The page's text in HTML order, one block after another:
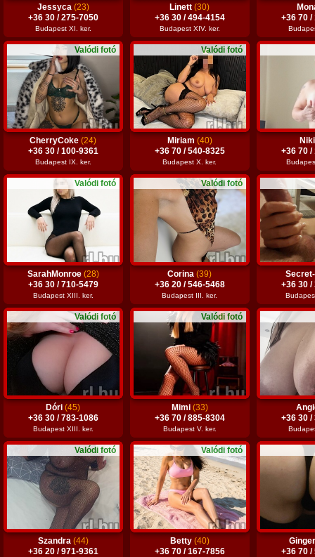
Jessyca (23)
+36 30 / 275-7050
Budapest XI. ker.
Linett(30)
+36 30 / 494-4154
Budapest XIV. ker.
+36 70 /
Valódi fotó
CherryCoke(24)
+36 30 / 100-9361
Budapest IX. ker.
Valódi fotó
Miriam (40)
+36 70 / 540-8325
Budapest X. ker.
+36 70 /
Valódi fotó
SarahMonroe (28)
+36 30 / 710-5479
Budapest XIII. ker.
Valódi fotó
Corina(39)
+36 20 / 546-5468
Budapest III. ker.
+36 30 /
Valódi fotó
Dóri(45)
+36 30 / 783-1086
Budapest XIII. ker.
Valódi fotó
Mimi (33)
+36 70 / 885-8304
Budapest V. ker.
+36 30 /
Valódi fotó
Szandra (44)
+36 20 / 971-9361
Valódi fotó
Betty (40)
+36 70 / 167-7856
+36 70 /